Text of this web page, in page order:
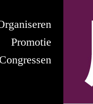
Promotie
Congressen